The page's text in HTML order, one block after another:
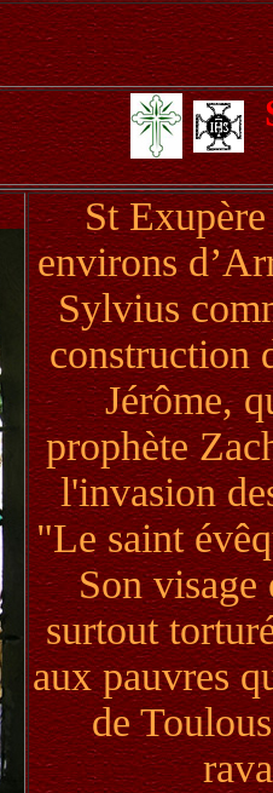
St
environs
Sylvius
construction
Jérôme,
prophète
l'invasion
"Le saint
Son visage
surtout
aux pauvres
de